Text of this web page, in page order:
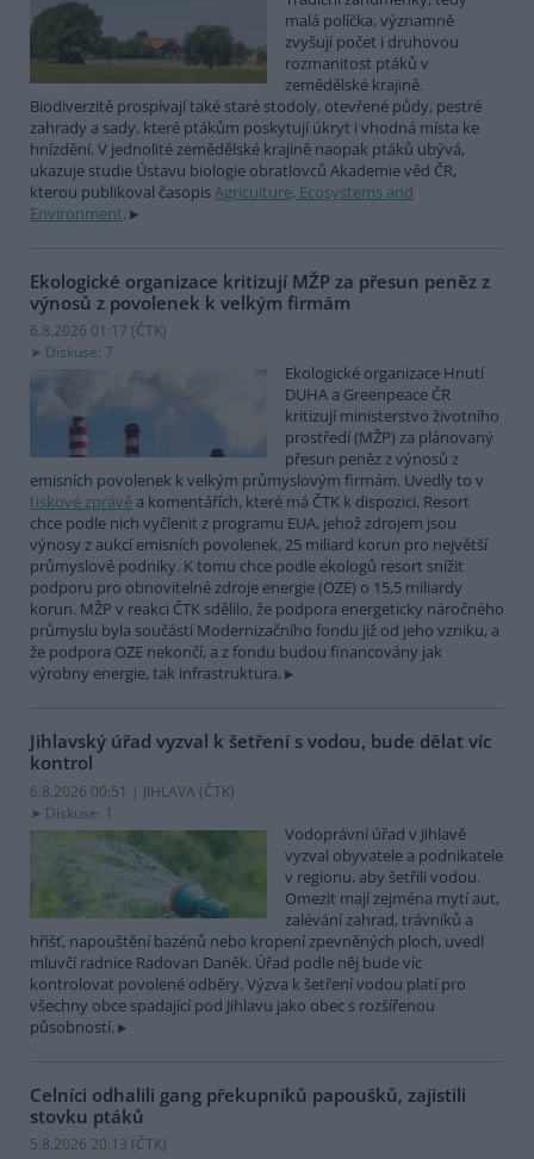
malá políčka, významně
zvyšují počet i druhovou
rozmanitost ptáků v
zemědělské krajině.
Biodiverzitě prospívají také staré stodoly, otevřené půdy, pestré
zahrady a sady, které ptákům poskytují úkryt i vhodná místa ke
hnízdění. V jednolité zemědělské krajině naopak ptáků ubývá,
ukazuje studie Ústavu biologie obratlovců Akademie věd ČR,
kterou publikoval časopisAgriculture, Ecosystems and
Environment.
Ekologické organizace kritizují MŽP za přesun peněz z
výnosů z povolenek k velkým firmám
6.8.2026 01:17 (ČTK)
Diskuse: 7
Ekologické organizace Hnutí
DUHA a Greenpeace ČR
kritizují ministerstvo životního
prostředí (MŽP) za plánovaný
přesun peněz z výnosů z
emisních povolenek k velkým průmyslovým firmám. Uvedly to v
tiskové zprávě a komentářích, které má ČTK k dispozici. Resort
chce podle nich vyčlenit z programu EUA, jehož zdrojem jsou
výnosy z aukcí emisních povolenek, 25 miliard korun pro největší
průmyslové podniky. K tomu chce podle ekologů resort snížit
podporu pro obnovitelné zdroje energie (OZE) o 15,5 miliardy
korun. MŽP v reakci ČTK sdělilo, že podpora energeticky náročného
průmyslu byla součástí Modernizačního fondu již od jeho vzniku, a
že podpora OZE nekončí, a z fondu budou financovány jak
výrobny energie, tak infrastruktura.
Jihlavský úřad vyzval k šetření s vodou, bude dělat víc
kontrol
6.8.2026 00:51 | JIHLAVA (ČTK)
Diskuse: 1
Vodoprávní úřad v Jihlavě
vyzval obyvatele a podnikatele
v regionu, aby šetřili vodou.
Omezit mají zejména mytí aut,
zalévání zahrad, trávníků a
hřišť, napouštění bazénů nebo kropení zpevněných ploch, uvedl
mluvčí radnice Radovan Daněk. Úřad podle něj bude víc
kontrolovat povolené odběry. Výzva k šetření vodou platí pro
všechny obce spadající pod Jihlavu jako obec s rozšířenou
působností.
Celníci odhalili gang překupníků papoušků, zajistili
stovku ptáků
5.8.2026 20:13 (ČTK)